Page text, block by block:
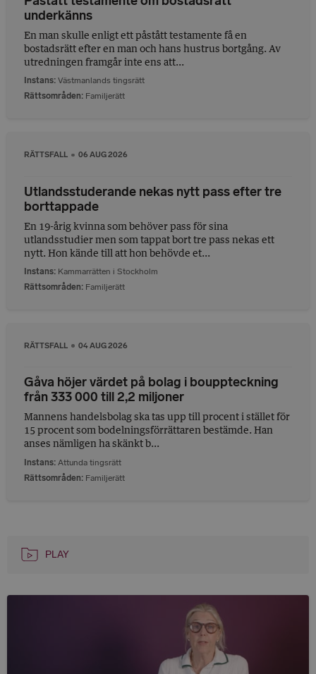
underkänns
En man skulle enligt ett påstått testamente få en
bostadsrätt efter en man och hans hustrus bortgång. Av
utredningen framgår inte ens att...
Instans Västmanlands tingsrätt
Rättsområden Familjerätt
RÄTTSFALL 06 AUG 2026
Utlandsstuderande nekas nytt pass efter tre
borttappade
En 19-årig kvinna som behöver pass för sina
utlandsstudier men som tappat bort tre pass nekas ett
nytt. Hon kände till att hon behövde et...
Instans Kammarrätten i Stockholm
Rättsområden Familjerätt
RÄTTSFALL 04 AUG 2026
Gåva höjer värdet på bolag i bouppteckning
från 333 000 till 2,2 miljoner
Mannens handelsbolag ska tas upp till procent i stället för
15 procent som bodelningsförrättaren bestämde. Han
anses nämligen ha skänkt b...
Instans Attunda tingsrätt
Rättsområden Familjerätt
PLAY